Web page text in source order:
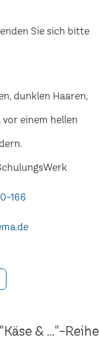
Sie sich bitte
166
& ..."-Reihe